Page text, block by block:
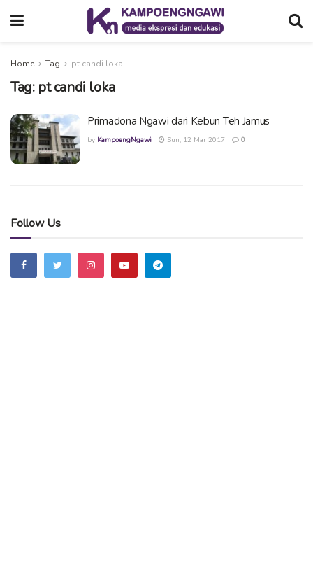
Home Tag pt candi loka
Tag: pt candi loka
Primadona Ngawi dari Kebun Teh Jamus
by KampoengNgawi Sun, 12 Mar 2017 0
Follow Us